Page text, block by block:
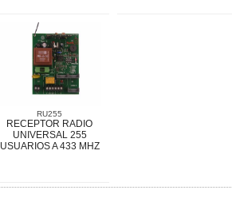
RU255
RECEPTOR RADIO
UNIVERSAL 255
USUARIOS A 433 MHZ